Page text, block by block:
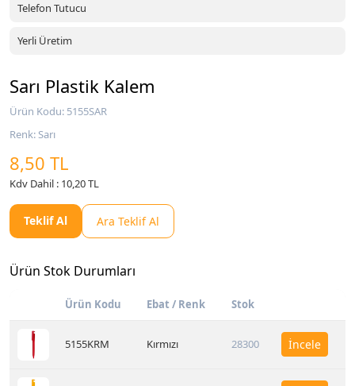
Telefon Tutucu
Yerli Üretim
Sarı Plastik Kalem
Ürün Kodu: 5155SAR
Renk: Sarı
8,50 TL
Kdv Dahil : 10,20 TL
Teklif Al Ara Teklif Al
Ürün Stok Durumları
Ürün Kodu Ebat / Renk Stok
5155KRM Kırmızı 28300 İncele